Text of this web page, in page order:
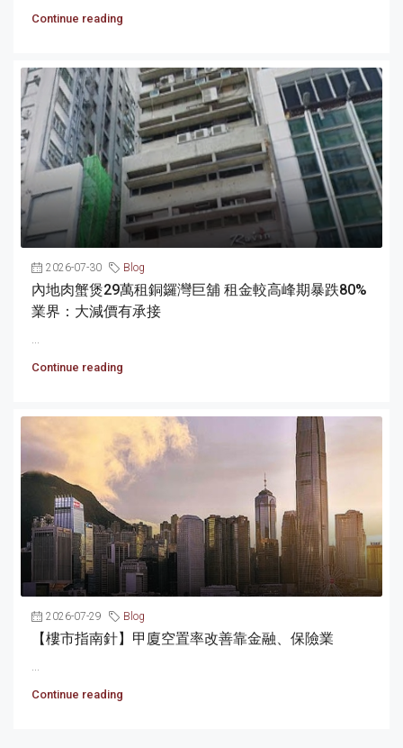
Continue reading
2026-07-30 Blog
內地肉蟹煲29萬租銅鑼灣巨舖 租金較高峰期暴跌80%
業界：大減價有承接
Continue reading
2026-07-29 Blog
【樓市指南針】甲廈空置率改善靠金融、保險業
Continue reading